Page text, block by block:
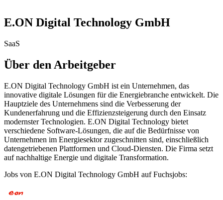
E.ON Digital Technology GmbH
SaaS
Über den Arbeitgeber
E.ON Digital Technology GmbH ist ein Unternehmen, das
innovative digitale Lösungen für die Energiebranche entwickelt. Die
Hauptziele des Unternehmens sind die Verbesserung der
Kundenerfahrung und die Effizienzsteigerung durch den Einsatz
modernster Technologien. E.ON Digital Technology bietet
verschiedene Software-Lösungen, die auf die Bedürfnisse von
Unternehmen im Energiesektor zugeschnitten sind, einschließlich
datengetriebenen Plattformen und Cloud-Diensten. Die Firma setzt
auf nachhaltige Energie und digitale Transformation.
Jobs von E.ON Digital Technology GmbH auf Fuchsjobs: